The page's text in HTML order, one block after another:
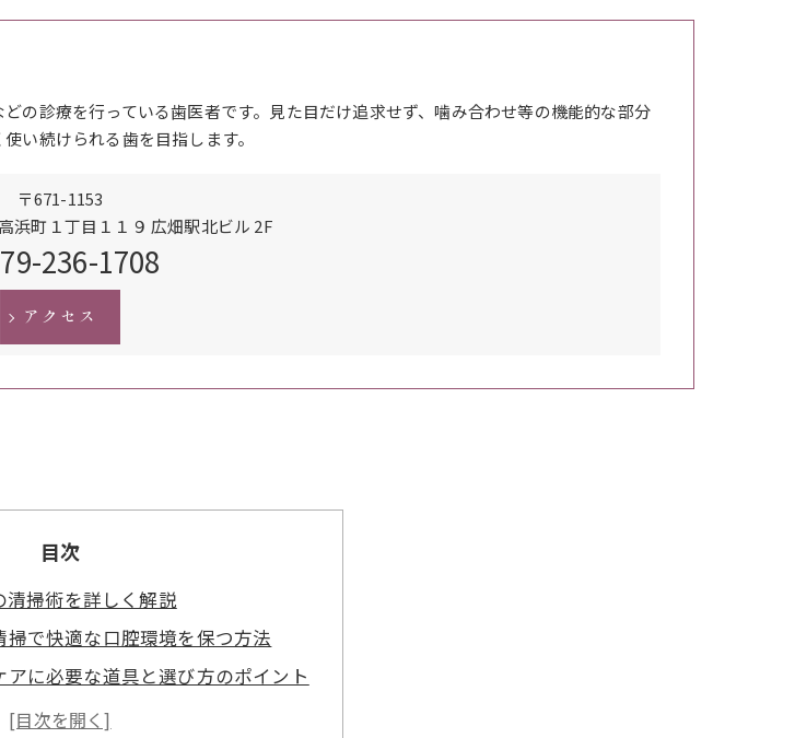
の診療を行っている歯医者です。見た目だけ追求せず、噛み合わせ等の機能的な部分
い続けられる歯を目指します。
〒671-1153
浜町１丁目１１９ 広畑駅北ビル 2F
236-1708
アクセス
目次
掃術を詳しく解説
掃で快適な口腔環境を保つ方法
アに必要な道具と選び方のポイント
菌や臭いを防ぐ正しい手順